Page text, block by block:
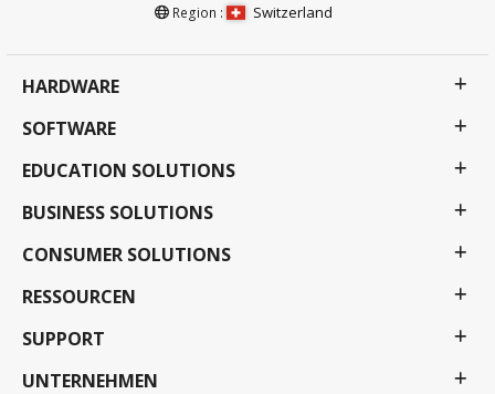
Region : Switzerland
HARDWARE
SOFTWARE
EDUCATION SOLUTIONS
BUSINESS SOLUTIONS
CONSUMER SOLUTIONS
RESSOURCEN
SUPPORT
UNTERNEHMEN